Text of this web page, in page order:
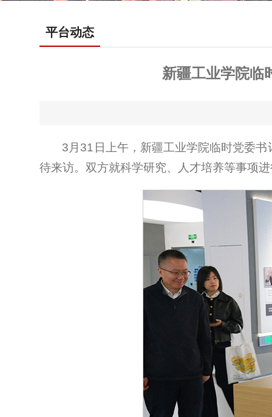
平台动态
新疆工业学院临
3月31日上午，新疆工业学院临时党委
待来访。双方就科学研究、人才培养等事项